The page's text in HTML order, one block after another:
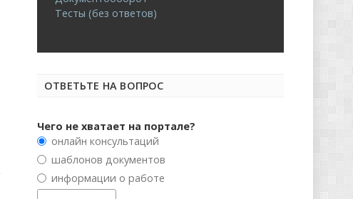
Тесты (без ответов)
ОТВЕТЬТЕ НА ВОПРОС
Чего не хватает на портале?
онлайн консультаций
шаблонов документов
информации о работе